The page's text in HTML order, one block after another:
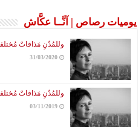
يوميات رصاص | آنَّــا عكَّاش
وللمُدُنِ مَذاقاتٌ
31/03/2020
وللمُدُنِ مَذاقاتٌ
03/11/2019